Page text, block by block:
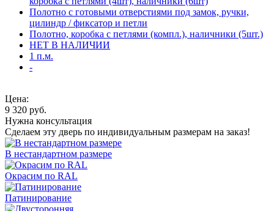
Полотно с готовыми отверстиями под замок, ручки,
цилиндр / фиксатор и петли
Полотно, коробка с петлями (компл.), наличники (5шт.)
НЕТ В НАЛИЧИИ
1 п.м.
-
Цена:
9 320 руб.
Нужна консультация
Сделаем эту дверь по индивидуальным размерам на заказ!
В нестандартном размере
Окрасим по RAL
Патинирование